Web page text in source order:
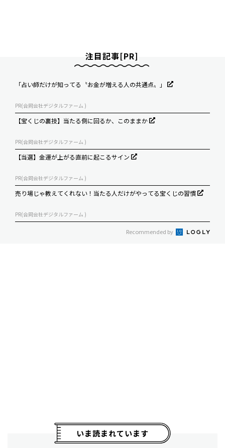
注目記事[PR]
「占い師だけが知ってる〝お金が増える人の共通点〟」
PR(合同会社デジタルファーム )
【宝くじの裏技】当たる側に回るか、このままか
PR(合同会社デジタルファーム )
【当選】金運が上がる直前に起こるサイン
PR(合同会社デジタルファーム )
売り場じゃ教えてくれない！当たる人だけがやってる宝くじの習慣
PR(合同会社デジタルファーム )
Recommended by
いま読まれています